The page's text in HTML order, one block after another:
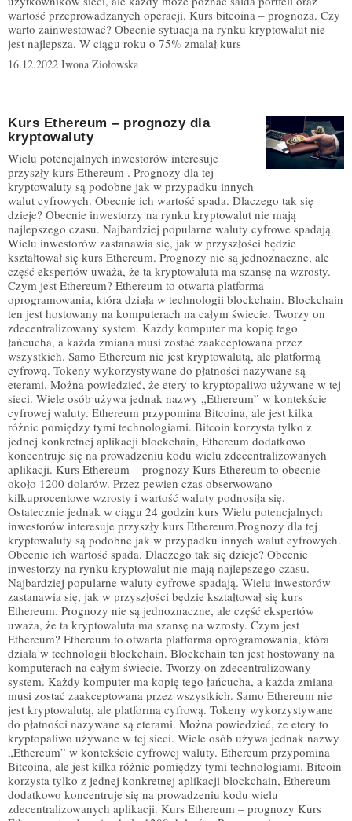
wartość przeprowadzanych operacji. Kurs bitcoina – prognoza. Czy
warto zainwestować? Obecnie sytuacja na rynku kryptowalut nie
jest najlepsza. W ciągu roku o 75% zmalał kurs
16.12.2022 Iwona Ziołowska
Kurs Ethereum – prognozy dla
kryptowaluty
Wielu potencjalnych inwestorów interesuje
przyszły kurs Ethereum . Prognozy dla tej
kryptowaluty są podobne jak w przypadku innych
walut cyfrowych. Obecnie ich wartość spada. Dlaczego tak się
dzieje? Obecnie inwestorzy na rynku kryptowalut nie mają
najlepszego czasu. Najbardziej popularne waluty cyfrowe spadają.
Wielu inwestorów zastanawia się, jak w przyszłości będzie
kształtował się kurs Ethereum. Prognozy nie są jednoznaczne, ale
część ekspertów uważa, że ta kryptowaluta ma szansę na wzrosty.
Czym jest Ethereum? Ethereum to otwarta platforma
oprogramowania, która działa w technologii blockchain. Blockchain
ten jest hostowany na komputerach na całym świecie. Tworzy on
zdecentralizowany system. Każdy komputer ma kopię tego
łańcucha, a każda zmiana musi zostać zaakceptowana przez
wszystkich. Samo Ethereum nie jest kryptowalutą, ale platformą
cyfrową. Tokeny wykorzystywane do płatności nazywane są
eterami. Można powiedzieć, że etery to kryptopaliwo używane w tej
sieci. Wiele osób używa jednak nazwy „Ethereum” w kontekście
cyfrowej waluty. Ethereum przypomina Bitcoina, ale jest kilka
różnic pomiędzy tymi technologiami. Bitcoin korzysta tylko z
jednej konkretnej aplikacji blockchain, Ethereum dodatkowo
koncentruje się na prowadzeniu kodu wielu zdecentralizowanych
aplikacji. Kurs Ethereum – prognozy Kurs Ethereum to obecnie
około 1200 dolarów. Przez pewien czas obserwowano
kilkuprocentowe wzrosty i wartość waluty podnosiła się.
Ostatecznie jednak w ciągu 24 godzin kurs Wielu potencjalnych
inwestorów interesuje przyszły kurs Ethereum.Prognozy dla tej
kryptowaluty są podobne jak w przypadku innych walut cyfrowych.
Obecnie ich wartość spada. Dlaczego tak się dzieje? Obecnie
inwestorzy na rynku kryptowalut nie mają najlepszego czasu.
Najbardziej popularne waluty cyfrowe spadają. Wielu inwestorów
zastanawia się, jak w przyszłości będzie kształtował się kurs
Ethereum. Prognozy nie są jednoznaczne, ale część ekspertów
uważa, że ta kryptowaluta ma szansę na wzrosty. Czym jest
Ethereum? Ethereum to otwarta platforma oprogramowania, która
działa w technologii blockchain. Blockchain ten jest hostowany na
komputerach na całym świecie. Tworzy on zdecentralizowany
system. Każdy komputer ma kopię tego łańcucha, a każda zmiana
musi zostać zaakceptowana przez wszystkich. Samo Ethereum nie
jest kryptowalutą, ale platformą cyfrową. Tokeny wykorzystywane
do płatności nazywane są eterami. Można powiedzieć, że etery to
kryptopaliwo używane w tej sieci. Wiele osób używa jednak nazwy
„Ethereum” w kontekście cyfrowej waluty. Ethereum przypomina
Bitcoina, ale jest kilka różnic pomiędzy tymi technologiami. Bitcoin
korzysta tylko z jednej konkretnej aplikacji blockchain, Ethereum
dodatkowo koncentruje się na prowadzeniu kodu wielu
zdecentralizowanych aplikacji. Kurs Ethereum – prognozy Kurs